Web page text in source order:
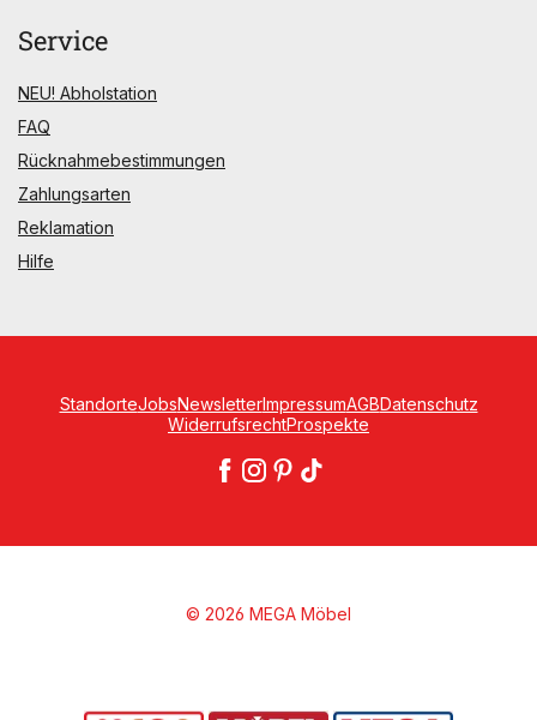
Service
NEU! Abholstation
FAQ
Rücknahmebestimmungen
Zahlungsarten
Reklamation
Hilfe
StandorteJobsNewsletterImpressumAGBDatenschutz
WiderrufsrechtProspekte
© 2026 MEGA Möbel